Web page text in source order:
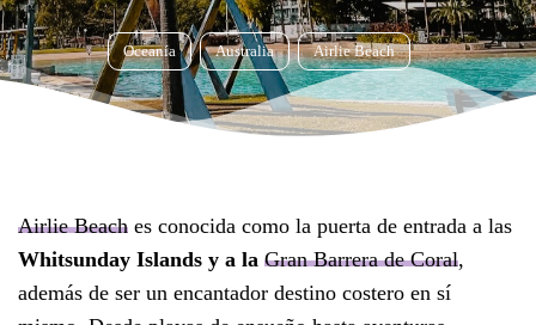
Oceanía Australia Airlie Beach
Airlie Beach es conocida como la puerta de entrada a las
Whitsunday Islands y a la Gran Barrera de Coral,
además de ser un encantador destino costero en sí